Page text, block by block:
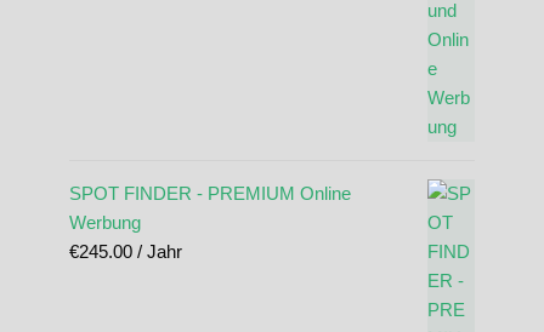
SPOT FINDER - PREMIUM Online
Werbung
€245.00 / Jahr